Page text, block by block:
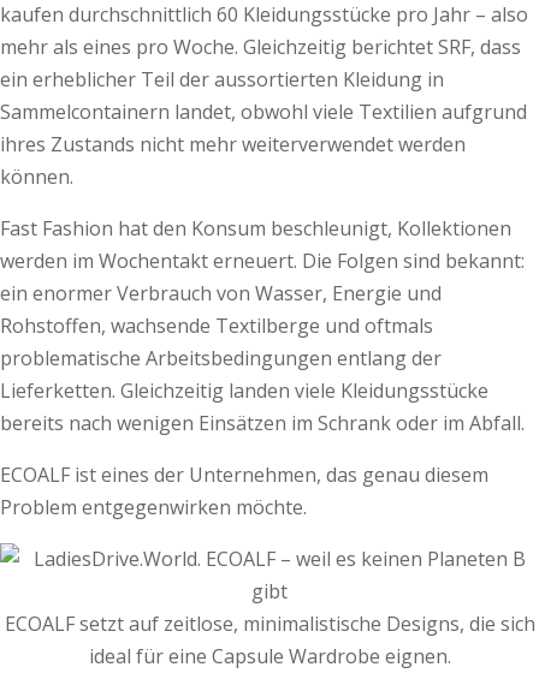
kaufen durchschnittlich 60 Kleidungsstücke pro Jahr – also
mehr als eines pro Woche. Gleichzeitig berichtet SRF, dass
ein erheblicher Teil der aussortierten Kleidung in
Sammelcontainern landet, obwohl viele Textilien aufgrund
ihres Zustands nicht mehr weiterverwendet werden
können.
Fast Fashion hat den Konsum beschleunigt, Kollektionen
werden im Wochentakt erneuert. Die Folgen sind bekannt:
ein enormer Verbrauch von Wasser, Energie und
Rohstoffen, wachsende Textilberge und oftmals
problematische Arbeitsbedingungen entlang der
Lieferketten. Gleichzeitig landen viele Kleidungsstücke
bereits nach wenigen Einsätzen im Schrank oder im Abfall.
ECOALF ist eines der Unternehmen, das genau diesem
Problem entgegenwirken möchte.
ECOALF setzt auf zeitlose, minimalistische Designs, die sich
ideal für eine Capsule Wardrobe eignen.